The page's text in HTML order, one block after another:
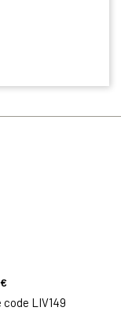
code LIV149